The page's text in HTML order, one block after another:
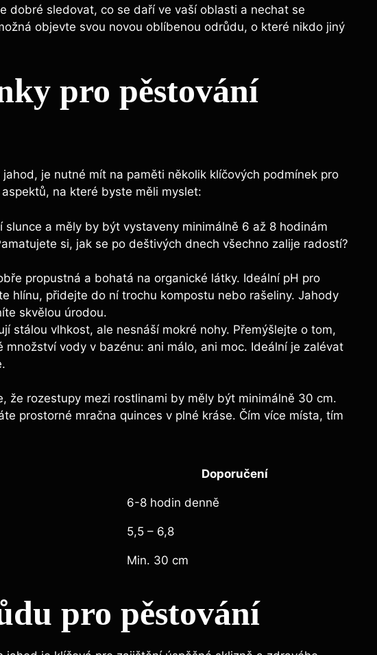
dobré sledovat, co se daří ve vaší oblasti a nechat se
objevte svou novou oblíbenou odrůdu, o které nikdo jiný
pro pěstování
je nutné mít na paměti několik klíčových podmínek pro
na které byste měli myslet:
slunce a měly by být vystaveny minimálně 6 až 8 hodinám
si, jak se po deštivých dnech všechno zalije radostí?
propustná a bohatá na organické látky. Ideální pH pro
hlínu, přidejte do ní trochu kompostu nebo rašeliny. Jahody
skvělou úrodou.
stálou vlhkost, ale nesnáší mokré nohy. Přemýšlejte o tom,
vody v bazénu: ani málo, ani moc. Ideální je zalévat
že rozestupy mezi rostlinami by měly být minimálně 30 cm.
prostorné mračna quinces v plné kráse. Čím více místa, tím
Doporučení
6-8 hodin denně
5,5 – 6,8
Min. 30 cm
pro pěstování